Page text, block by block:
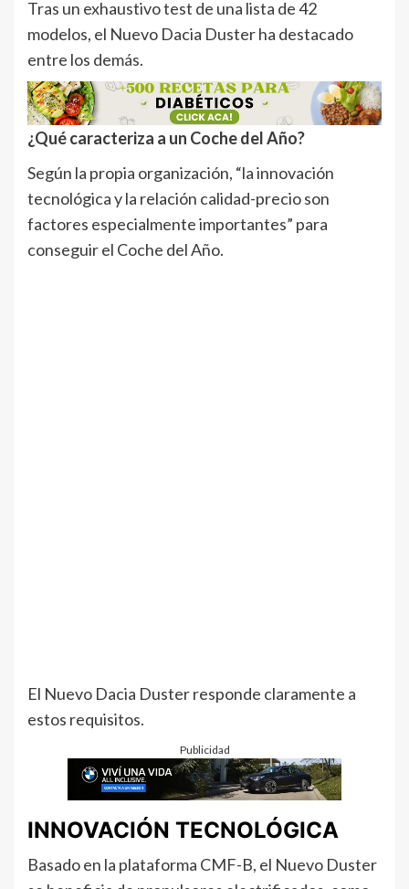
Tras un exhaustivo test de una lista de 42
modelos, el Nuevo Dacia Duster ha destacado
entre los demás.
¿Qué caracteriza a un Coche del Año?
Según la propia organización, “la innovación
tecnológica y la relación calidad-precio son
factores especialmente importantes” para
conseguir el Coche del Año.
El Nuevo Dacia Duster responde claramente a
estos requisitos.
Publicidad
INNOVACIÓN TECNOLÓGICA
Basado en la plataforma CMF-B, el Nuevo Duster